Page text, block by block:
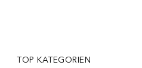
TOP KATEGORIEN